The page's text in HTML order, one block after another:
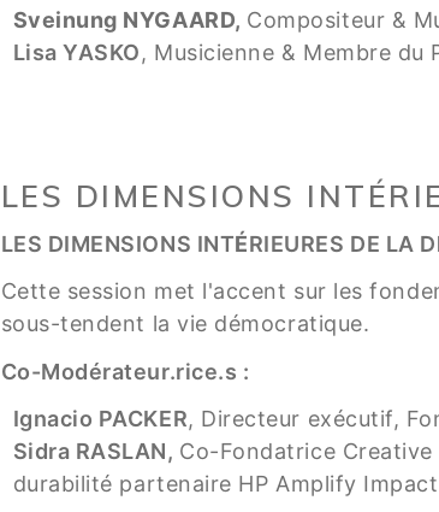
Sveinung NYGAARD, Compositeur &
Lisa YASKO, Musicienne & Membre du
LES DIMENSIONS
LES DIMENSIONS INTÉRIEURES DE LA D
Cette session met l'accent sur les
sous-tendent la vie démocratique.
Co-Modérateur.rice.s :
Ignacio PACKER, Directeur exécutif,
Sidra RASLAN, Co-Fondatrice
durabilité partenaire HP Amplify